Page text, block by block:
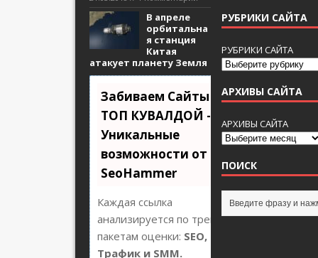
В апреле
орбитальна
я станция
Китая
атакует планету Земля
Забиваем Сайты В
ТОП КУВАЛДОЙ -
Уникальные
возможности от
SeoHammer
Каждая ссылка
анализируется по трем
пакетам оценки: SEO,
Трафик и SMM.
РУБРИКИ САЙТА
РУБРИКИ САЙТА
АРХИВЫ САЙТА
АРХИВЫ САЙТА
ПОИСК